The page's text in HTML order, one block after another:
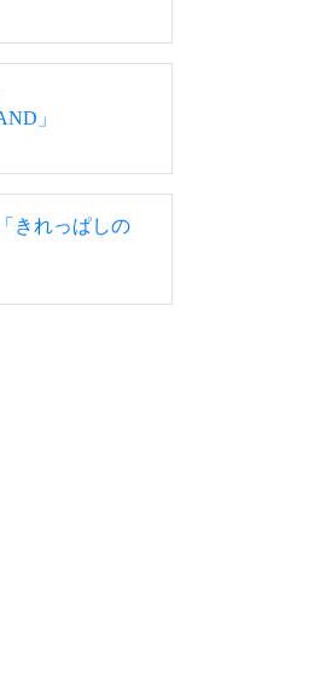
」
きれっぱしの